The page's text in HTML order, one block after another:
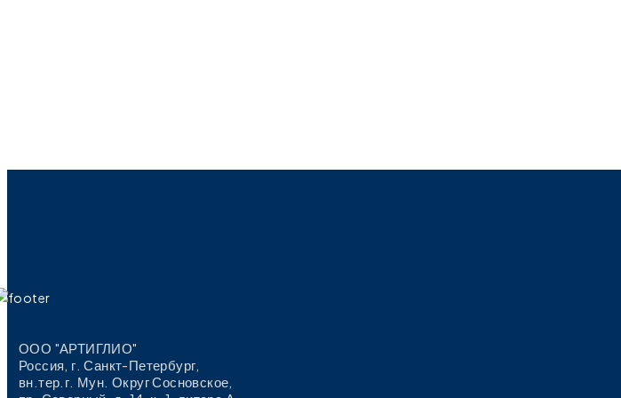
ООО "АРТИГЛИО"
Россия, г. Санкт-Петербург,
вн.тер.г. Мун. Округ Сосновское,